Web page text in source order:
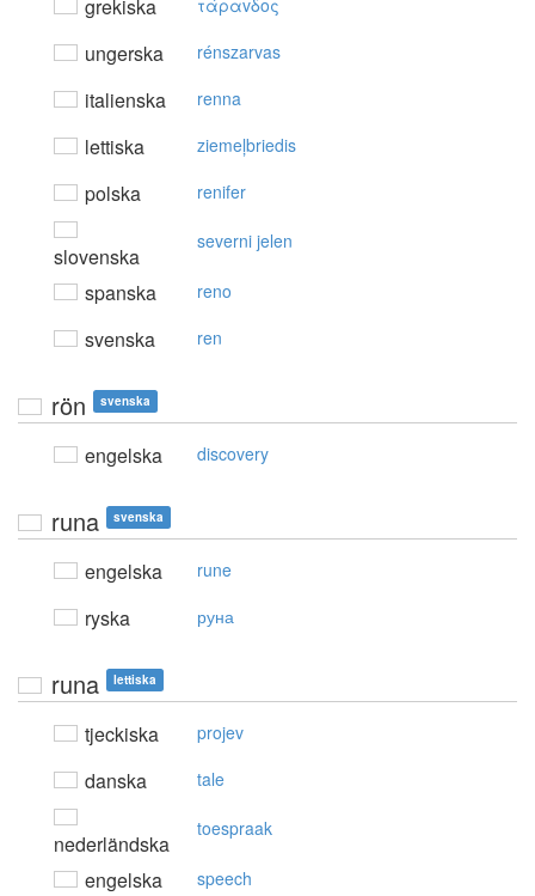
grekiska τάραvδoς
ungerska rénszarvas
italienska renna
lettiska ziemeļbriedis
polska renifer
slovenska
severni jelen
spanska reno
svenska ren
rön svenska
engelska discovery
runa svenska
engelska rune
ryska руна
runa lettiska
tjeckiska projev
danska tale
nederländska
toespraak
engelska speech